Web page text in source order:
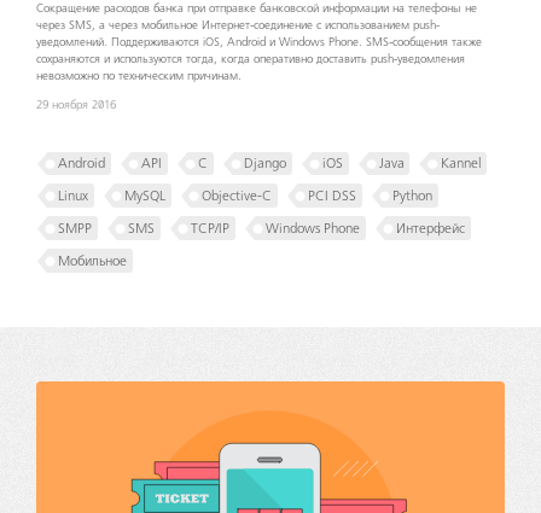
Сокращение расходов банка при отправке банковской информации на телефоны не
через SMS, а через мобильное Интернет-соединение с использованием push-
уведомлений. Поддерживаются iOS, Android и Windows Phone. SMS-сообщения также
сохраняются и используются тогда, когда оперативно доставить push-уведомления
невозможно по техническим причинам.
29 ноября 2016
Android API C Django iOS Java Kannel
Linux MySQL Objective-C PCI DSS Python
SMPP SMS TCP/IP Windows Phone Интерфейс
Мобильное